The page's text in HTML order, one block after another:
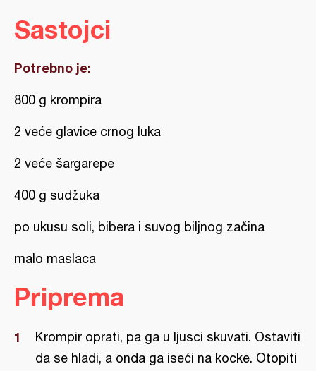
Sastojci
Potrebno je:
800 g krompira
2 veće glavice crnog luka
2 veće šargarepe
400 g sudžuka
po ukusu soli, bibera i suvog biljnog začina
malo maslaca
Priprema
Krompir oprati, pa ga u ljusci skuvati. Ostaviti
da se hladi, a onda ga iseći na kocke. Otopiti